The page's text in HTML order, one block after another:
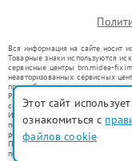
Вся информация на сайте носит
Товарные знаки используются
сервисные центры brn.midea-
неавторизованных сервисных
правообладателями товарных
Ремонт осуществляется для
со статьей 1487 ГК РФ.
Использование товарных знаков
потребителей в заблуждение, а
ремонту техники указанных
Представленная на сайте
положениями Статьи 437(2)
Этот сайт
ознакомиться с
файлов cookie